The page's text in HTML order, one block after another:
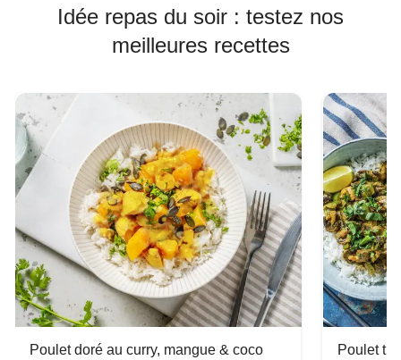
Idée repas du soir : testez nos
meilleures recettes
Poulet doré au curry, mangue & coco Poulet